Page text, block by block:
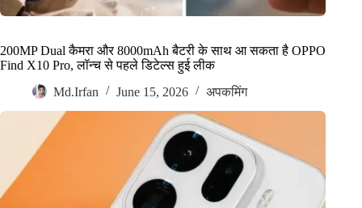
200MP Dual कैमरा और 8000mAh बैटरी के साथ आ सकता है OPPO
Find X10 Pro, लॉन्च से पहले डिटेल्स हुई लीक
Md.Irfan
June 15, 2026 अपकमिंग